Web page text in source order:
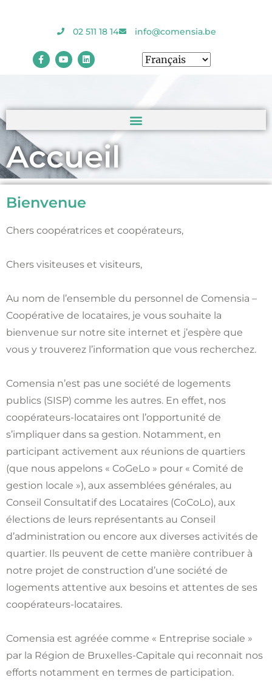
02 511 18 14 info@comensia.be
Accueil
Bienvenue
Chers coopératrices et coopérateurs,
Chers visiteuses et visiteurs,
Au nom de l’ensemble du personnel de Comensia –
Coopérative de locataires, je vous souhaite la
bienvenue sur notre site internet et j’espère que
vous y trouverez l’information que vous recherchez.
Comensia n’est pas une société de logements
publics (SISP) comme les autres. En effet, nos
coopérateurs-locataires ont l’opportunité de
s’impliquer dans sa gestion. Notamment, en
participant activement aux réunions de quartiers
(que nous appelons « CoGeLo » pour « Comité de
gestion locale »), aux assemblées générales, au
Conseil Consultatif des Locataires (CoCoLo), aux
élections de leurs représentants au Conseil
d’administration ou encore aux diverses activités de
quartier. Ils peuvent de cette manière contribuer à
notre projet de construction d’une société de
logements attentive aux besoins et attentes de ses
coopérateurs-locataires.
Comensia est agréée comme « Entreprise sociale »
par la Région de Bruxelles-Capitale qui reconnait nos
efforts notamment en termes de participation.